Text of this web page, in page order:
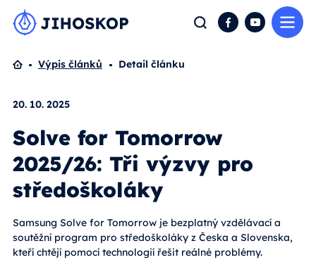
Hledat FacebookYouTube
Domů
Výpis článků Detail článku
20. 10. 2025
Solve for Tomorrow
2025/26: Tři výzvy pro
středoškoláky
Samsung Solve for Tomorrow je bezplatný vzdělávací a
soutěžní program pro středoškoláky z Česka a Slovenska,
kteří chtějí pomocí technologií řešit reálné problémy.